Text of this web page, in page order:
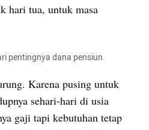
hari tua, untuk masa
pentingnya dana pensiun
Karena pusing untuk
sehari-hari di usia
gaji tapi kebutuhan tetap